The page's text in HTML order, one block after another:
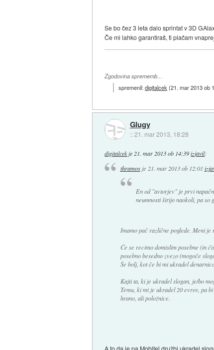
Se bo čez 3 leta dalo sprintat v 3D
Če mi lahko garantiraš, ti plačam
Zgodovina sprememb…
spremenil:digitalcek(21. mar 2013 ob
Glugy
::21. mar 2013, 18:28
digitalcekje 21. mar 2013 ob 14:39 izjavil:
thramosje 21. mar 2013 ob 12:01
En od "avtorjev" je prvi
neumnosti širijo naokoli, pa so
Imamo pač različne poglede. Meni
Če se recimo domislim posebne (in
posebno besedno zvezo (mogoče
Še bolj, kot če bi mi ukradel
Kajti ta, ki je ukradel slogan, je/bo
Temu, ki mi je ukradel 20 evrov, pa
hrano, ali položnice.